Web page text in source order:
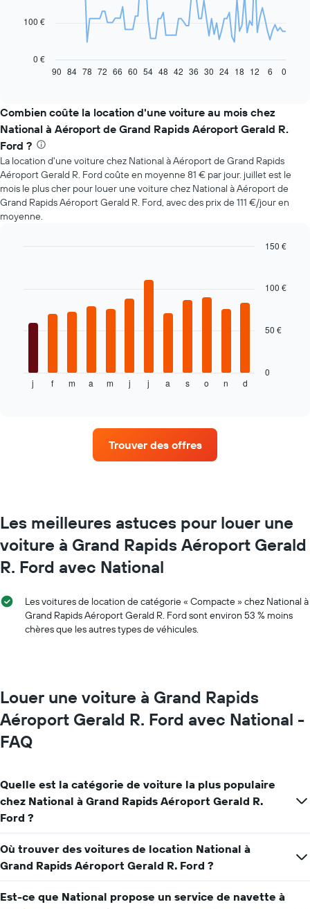
dessous
des
prix
d'une
voiture
de
location
à
l'approche
de
graphique,
indiquent
axe
Y
le
moyen
d'une
voiture
de
0 €
100 €
90 84 78 72 66 60 54 48 42 36 30 24 18 12 6 0
Combien coûte la location d'une voiture au mois chez
National à Aéroport de Grand Rapids Aéroport Gerald R.
Ford ?
La location d'une voiture chez National à Aéroport de Grand Rapids
Aéroport Gerald R. Ford coûte en moyenne 81 € par jour. juillet est le
mois le plus cher pour louer une voiture chez National à Aéroport de
Grand Rapids Aéroport Gerald R. Ford, avec des prix de 111 €/jour en
moyenne.
dessous
indique
le
graphique,
axe
indiquent
les
mois
de
1
axe
Y
indiquent
moyen
d'une
voiture
de
location
pour
une
journée
j f m a m j j a s o n d
0
50 €
100 €
150 €
Trouver des offres
Les meilleures astuces pour louer une
voiture à Grand Rapids Aéroport Gerald
R. Ford avec National
Les voitures de location de catégorie « Compacte » chez National à
Grand Rapids Aéroport Gerald R. Ford sont environ 53 % moins
chères que les autres types de véhicules.
Louer une voiture à Grand Rapids
Aéroport Gerald R. Ford avec National -
FAQ
Quelle est la catégorie de voiture la plus populaire
chez National à Grand Rapids Aéroport Gerald R.
Ford ?
Où trouver des voitures de location National à
Grand Rapids Aéroport Gerald R. Ford ?
Est-ce que National propose un service de navette à